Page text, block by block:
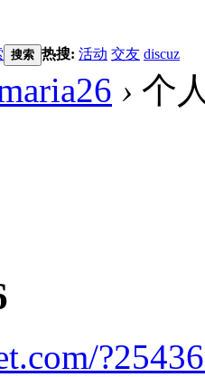
搜索 热搜: 活动 交友 discuz
› 个